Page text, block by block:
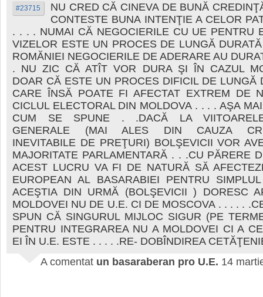
#23715
NU CRED CĂ CINEVA DE BUNĂ
CONTESTE BUNA INTENŢIE A CELOR
. . . . NUMAI CĂ NEGOCIERILE CU UE PENTRU
VIZELOR ESTE UN PROCES DE LUNGĂ
ROMĂNIEI NEGOCIERILE DE ADERARE AU
. NU ZIC CĂ ATÎT VOR DURA ŞI ÎN CAZUL
DOAR CĂ ESTE UN PROCES DIFICIL DE LUNGĂ
CARE ÎNSĂ POATE FI AFECTAT EXTREM DE
CICLUL ELECTORAL DIN MOLDOVA . . . . AŞA
CUM SE SPUNE . .DACĂ LA
GENERALE (MAI ALES DIN CAUZA
INEVITABILE DE PREŢURI) BOLŞEVICII VOR
MAJORITATE PARLAMENTARĂ . . .CU PĂRERE
ACEST LUCRU VA FI DE NATURĂ SĂ
EUROPEAN AL BASARABIEI PENTRU
ACEŞTIA DIN URMĂ (BOLŞEVICII ) DORESC
MOLDOVEI NU DE U.E. CI DE MOSCOVA . . . . .
SPUN CĂ SINGURUL MIJLOC SIGUR (PE
PENTRU INTEGRAREA NU A MOLDOVEI CI A
EI ÎN U.E. ESTE . . . . .RE- DOBÎNDIREA
A comentat un basaraberan pro U.E. 14